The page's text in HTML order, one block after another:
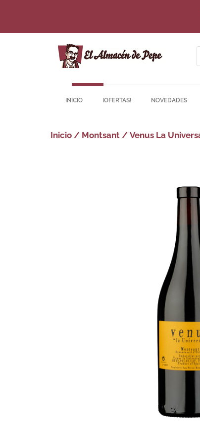
INICIO ¡OFERTAS! NOVEDADES
Inicio / Montsant / Venus La